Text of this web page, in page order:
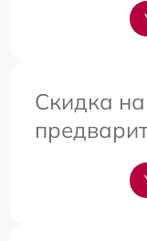
Скидка